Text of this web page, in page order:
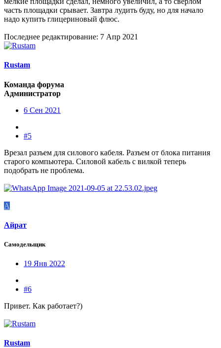
часть площадки срывает. Завтра лудить буду, но для начало
надо купить глицериновый флюс.
Последнее редактирование: 7 Апр 2021
Rustam
Команда форума
Администратор
6 Сен 2021
#5
Врезал разъем для силового кабеля. Разъем от блока питания
старого компьютера. Силовой кабель с вилкой теперь
подобрать не проблема.
А
Айрат
Самодельщик
19 Янв 2022
#6
Привет. Как работает?)
Rustam